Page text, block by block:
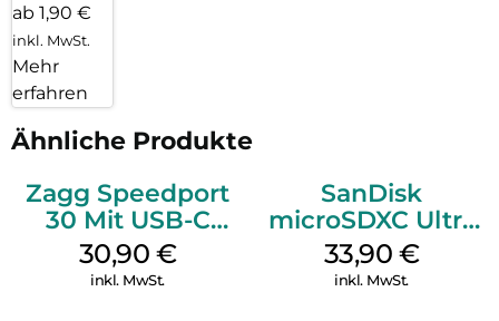
ab 1,90 €
inkl. MwSt.
Mehr
erfahren
Ähnliche Produkte
Zagg Speedport
30 Mit USB-C
Kabel Weiß
30,90 €
inkl. MwSt.
SanDisk
microSDXC Ultra
128 GB + Adapter
Mobile
33,90 €
inkl. MwSt.